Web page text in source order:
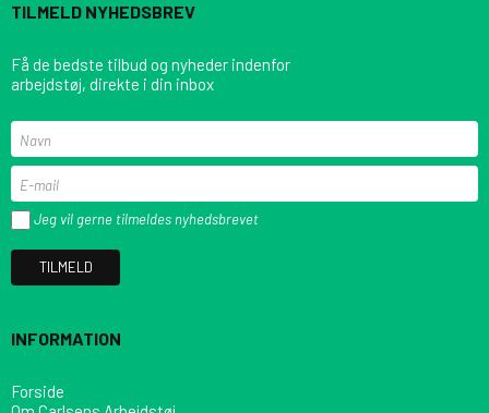
TILMELD NYHEDSBREV
Få de bedste tilbud og nyheder indenfor
arbejdstøj, direkte i din inbox
Jeg vil gerne tilmeldes nyhedsbrevet
TILMELD
INFORMATION
Forside